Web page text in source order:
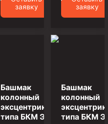
заявку
заявку
Башмак
колонный
эксцентриковый
типа БКМ Э-245
Башмак
колонный
типа БКМ